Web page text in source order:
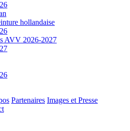
hollandaise
AVV 2026-2027
Partenaires Images et Presse